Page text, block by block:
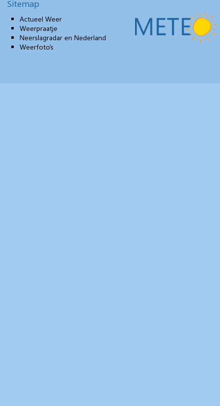
Sitemap
Actueel Weer
Weerpraatje
Neerslagradar en Nederland
Weerfoto’s